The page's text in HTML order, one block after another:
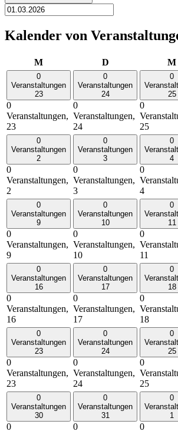
Kalender von
MMontag DDienstag M
0
Veranstaltungen
23
0
Veranstaltungen,
23
0
Veranstaltungen
24
0
Veranstaltungen,
24
0
25
0
25
0
Veranstaltungen
2
0
Veranstaltungen,
2
0
Veranstaltungen
3
0
Veranstaltungen,
3
0
4
0
4
0
Veranstaltungen
9
0
Veranstaltungen,
9
0
Veranstaltungen
10
0
Veranstaltungen,
10
0
11
0
11
0
Veranstaltungen
16
0
Veranstaltungen,
16
0
Veranstaltungen
17
0
Veranstaltungen,
17
0
18
0
18
0
Veranstaltungen
23
0
Veranstaltungen,
23
0
Veranstaltungen
24
0
Veranstaltungen,
24
0
25
0
25
0
Veranstaltungen
30
0
0
Veranstaltungen
31
0
0
1
0